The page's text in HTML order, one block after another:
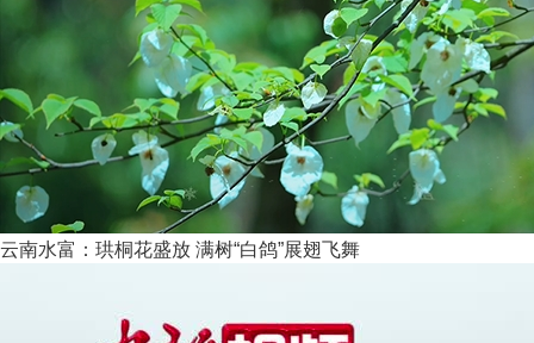
云南水富：珙桐花盛放 满树“白鸽”展翅飞舞